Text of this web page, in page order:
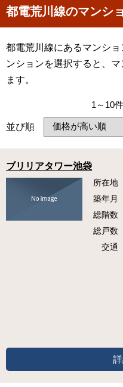
都電荒川線のマンシ
都電荒川線にあるマンシ
ンションを選択すると、
ます。
1～10
並び順
ブリリアタワー池袋
所在地
築年月
総階数
総戸数
交通